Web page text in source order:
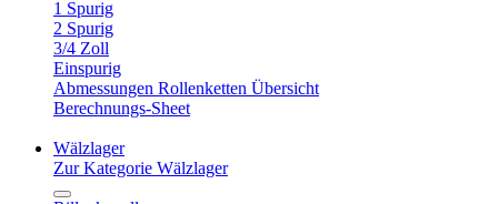
1 Spurig
2 Spurig
3/4 Zoll
Einspurig
Abmessungen Rollenketten Übersicht
Berechnungs-Sheet
Wälzlager
Zur Kategorie Wälzlager